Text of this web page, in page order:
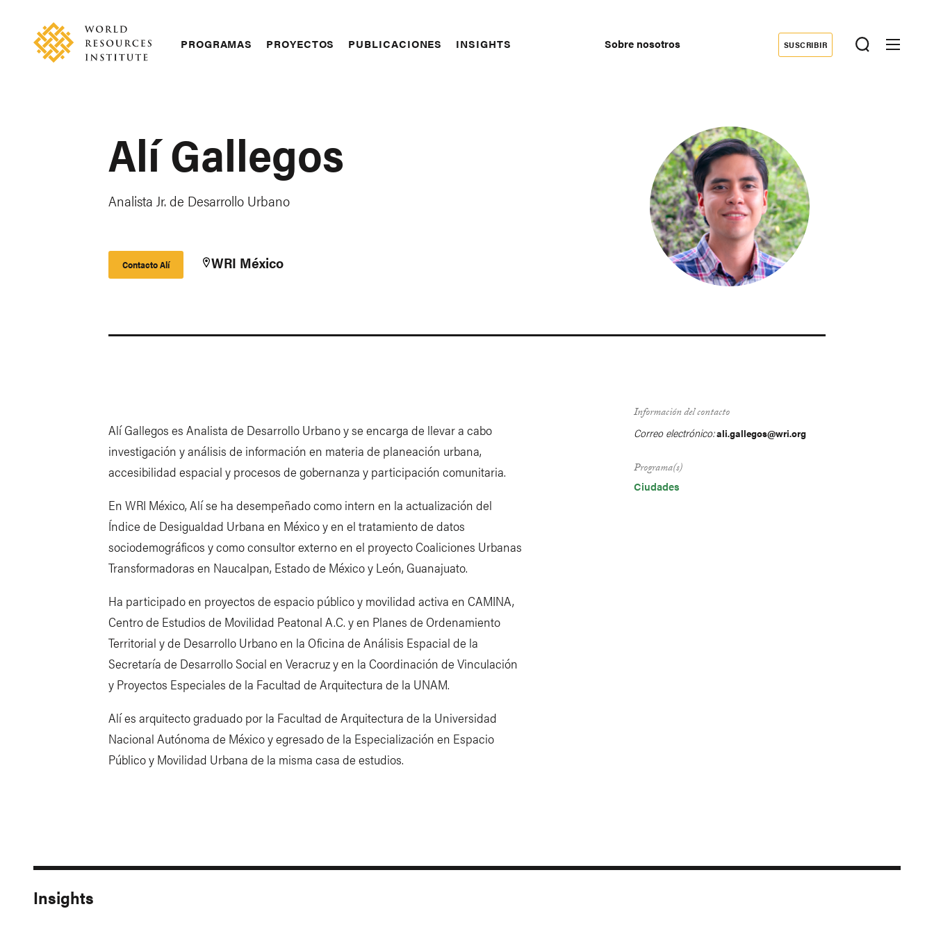
content
Main
PROGRAMAS PROYECTOS PUBLICACIONES INSIGHTS Sobre nosotros
Donate
SUSCRIBIR
Alí Gallegos
Analista Jr. de Desarrollo Urbano
Contacto Alí WRI México
Alí Gallegos es Analista de Desarrollo Urbano y se encarga de llevar a cabo
investigación y análisis de información en materia de planeación urbana,
accesibilidad espacial y procesos de gobernanza y participación comunitaria.
En WRI México, Alí se ha desempeñado como intern en la actualización del
Índice de Desigualdad Urbana en México y en el tratamiento de datos
sociodemográficos y como consultor externo en el proyecto Coaliciones Urbanas
Transformadoras en Naucalpan, Estado de México y León, Guanajuato.
Ha participado en proyectos de espacio público y movilidad activa en CAMINA,
Centro de Estudios de Movilidad Peatonal A.C. y en Planes de Ordenamiento
Territorial y de Desarrollo Urbano en la Oficina de Análisis Espacial de la
Secretaría de Desarrollo Social en Veracruz y en la Coordinación de Vinculación
y Proyectos Especiales de la Facultad de Arquitectura de la UNAM.
Alí es arquitecto graduado por la Facultad de Arquitectura de la Universidad
Nacional Autónoma de México y egresado de la Especialización en Espacio
Público y Movilidad Urbana de la misma casa de estudios.
Información del contacto
Correo electrónico:ali.gallegos@wri.org
Programa(s)
Ciudades
Insights